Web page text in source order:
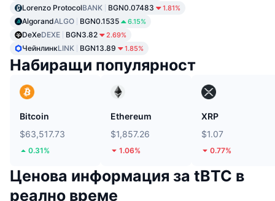
Lorenzo ProtocolBANK BGN0.07483 1.81%
AlgorandALGO BGN0.1535 6.15%
DeXeDEXE BGN3.82 2.69%
ЧейнлинкLINK BGN13.89 1.85%
Набиращи популярност
Bitcoin
$63,517.73
0.31%
Ethereum
$1,857.26
1.06%
XRP
$1.07
0.77%
Ценова информация за tBTC в
реално време